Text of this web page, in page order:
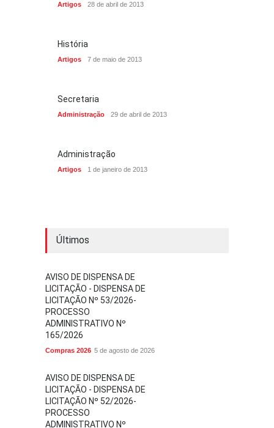
Artigos 28 de abril de 2013
História
Artigos 7 de maio de 2013
Secretaria
Administração 29 de abril de 2013
Administração
Artigos 1 de janeiro de 2013
Últimos
AVISO DE DISPENSA DE
LICITAÇÃO - DISPENSA DE
LICITAÇÃO Nº 53/2026-
PROCESSO
ADMINISTRATIVO Nº
165/2026
Compras 2026 5 de agosto de 2026
AVISO DE DISPENSA DE
LICITAÇÃO - DISPENSA DE
LICITAÇÃO Nº 52/2026-
PROCESSO
ADMINISTRATIVO Nº